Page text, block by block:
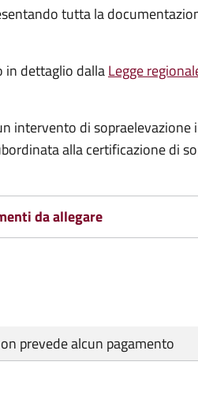
tutta la
in dettaglio dallaLegge
intervento di sopraelevazione
alla certificazione di
da allegare
prevede alcun pagamento